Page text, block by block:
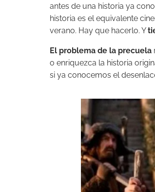
antes de una historia ya
historia es el equivalente
verano. Hay que hacerlo. Y
El problema de la precuela
o enriquezca la historia
si ya conocemos el